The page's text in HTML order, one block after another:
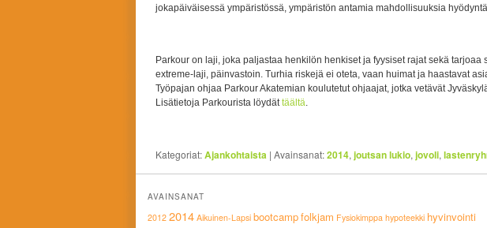
jokapäiväisessä ympäristössä, ympäristön antamia mahdollisuuksia
Parkour on laji, joka paljastaa henkilön henkiset ja fyysiset rajat sekä tarjoaa
extreme-laji, päinvastoin. Turhia riskejä ei oteta, vaan huimat ja haastavat
Työpajan ohjaa Parkour Akatemian koulutetut ohjaajat, jotka vetävät
Lisätietoja Parkourista löydät täältä
Kategoriat:Ajankohtaista | Avainsanat:2014, joutsan lukio, jovoli,
AVAINSANAT
2012 2014 Aikuinen-Lapsi bootcampfolkjam Fysiokimppa hypoteekki hyvinvointi